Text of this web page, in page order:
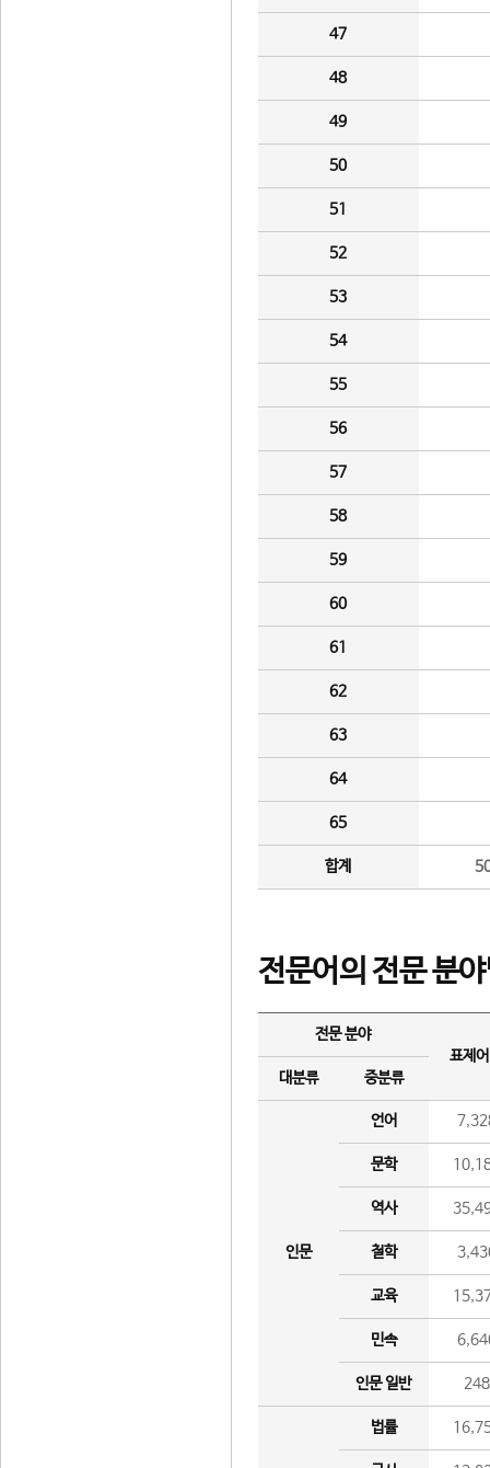
47
48
49
50
51
52
53
54
55
56
57
58
59
60
61
62
63
64
65
합계
전문어의 전문 분
전문 분야
표제
대분류
중분류
인문
언어
문학
역사
철학
교육
민속
인문 일반 248
법률